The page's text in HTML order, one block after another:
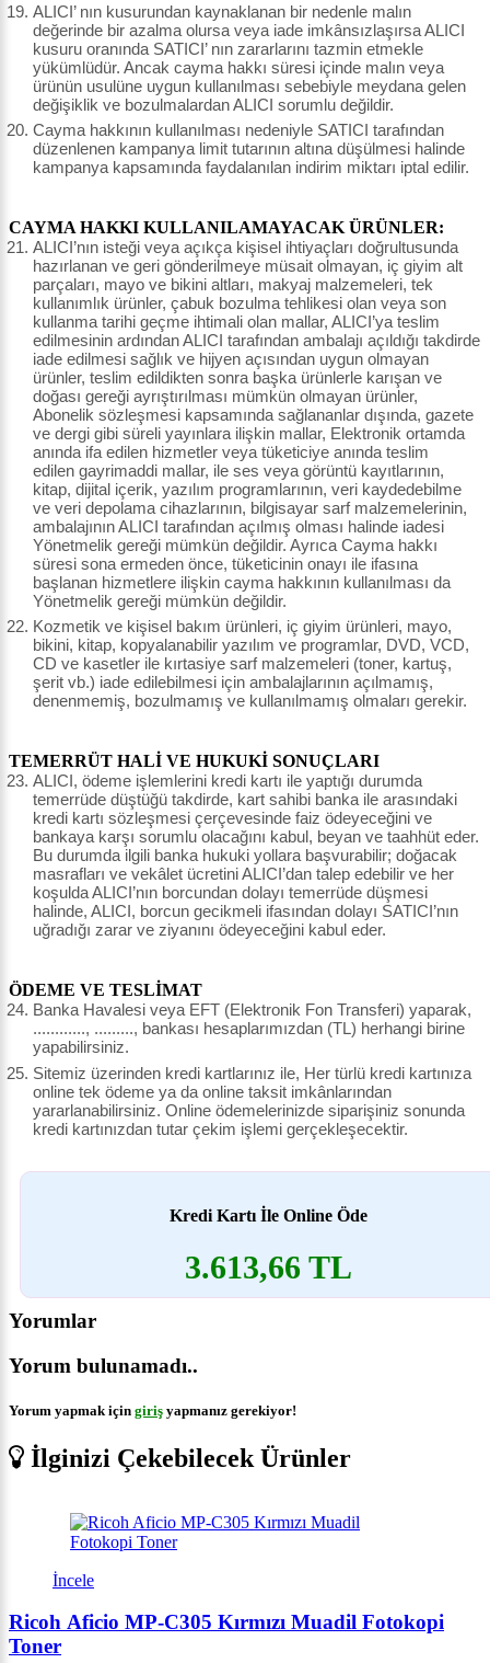
ALICI’ nın kusurundan kaynaklanan bir nedenle malın
değerinde bir azalma olursa veya iade imkânsızlaşırsa ALICI
kusuru oranında SATICI’ nın zararlarını tazmin etmekle
yükümlüdür. Ancak cayma hakkı süresi içinde malın veya
ürünün usulüne uygun kullanılması sebebiyle meydana gelen
değişiklik ve bozulmalardan ALICI sorumlu değildir.
Cayma hakkının kullanılması nedeniyle SATICI tarafından
düzenlenen kampanya limit tutarının altına düşülmesi halinde
kampanya kapsamında faydalanılan indirim miktarı iptal edilir.
CAYMA HAKKI KULLANILAMAYACAK ÜRÜNLER:
ALICI’nın isteği veya açıkça kişisel ihtiyaçları doğrultusunda
hazırlanan ve geri gönderilmeye müsait olmayan, iç giyim alt
parçaları, mayo ve bikini altları, makyaj malzemeleri, tek
kullanımlık ürünler, çabuk bozulma tehlikesi olan veya son
kullanma tarihi geçme ihtimali olan mallar, ALICI’ya teslim
edilmesinin ardından ALICI tarafından ambalajı açıldığı takdirde
iade edilmesi sağlık ve hijyen açısından uygun olmayan
ürünler, teslim edildikten sonra başka ürünlerle karışan ve
doğası gereği ayrıştırılması mümkün olmayan ürünler,
Abonelik sözleşmesi kapsamında sağlananlar dışında, gazete
ve dergi gibi süreli yayınlara ilişkin mallar, Elektronik ortamda
anında ifa edilen hizmetler veya tüketiciye anında teslim
edilen gayrimaddi mallar, ile ses veya görüntü kayıtlarının,
kitap, dijital içerik, yazılım programlarının, veri kaydedebilme
ve veri depolama cihazlarının, bilgisayar sarf malzemelerinin,
ambalajının ALICI tarafından açılmış olması halinde iadesi
Yönetmelik gereği mümkün değildir. Ayrıca Cayma hakkı
süresi sona ermeden önce, tüketicinin onayı ile ifasına
başlanan hizmetlere ilişkin cayma hakkının kullanılması da
Yönetmelik gereği mümkün değildir.
Kozmetik ve kişisel bakım ürünleri, iç giyim ürünleri, mayo,
bikini, kitap, kopyalanabilir yazılım ve programlar, DVD, VCD,
CD ve kasetler ile kırtasiye sarf malzemeleri (toner, kartuş,
şerit vb.) iade edilebilmesi için ambalajlarının açılmamış,
denenmemiş, bozulmamış ve kullanılmamış olmaları gerekir.
TEMERRÜT HALİ VE HUKUKİ SONUÇLARI
ALICI, ödeme işlemlerini kredi kartı ile yaptığı durumda
temerrüde düştüğü takdirde, kart sahibi banka ile arasındaki
kredi kartı sözleşmesi çerçevesinde faiz ödeyeceğini ve
bankaya karşı sorumlu olacağını kabul, beyan ve taahhüt eder.
Bu durumda ilgili banka hukuki yollara başvurabilir; doğacak
masrafları ve vekâlet ücretini ALICI’dan talep edebilir ve her
koşulda ALICI’nın borcundan dolayı temerrüde düşmesi
halinde, ALICI, borcun gecikmeli ifasından dolayı SATICI’nın
uğradığı zarar ve ziyanını ödeyeceğini kabul eder.
ÖDEME VE TESLİMAT
Banka Havalesi veya EFT (Elektronik Fon Transferi) yaparak,
............, ........., bankası hesaplarımızdan (TL) herhangi birine
yapabilirsiniz.
Sitemiz üzerinden kredi kartlarınız ile, Her türlü kredi kartınıza
online tek ödeme ya da online taksit imkânlarından
yararlanabilirsiniz. Online ödemelerinizde siparişiniz sonunda
kredi kartınızdan tutar çekim işlemi gerçekleşecektir.
Kredi Kartı İle Online Öde
3.613,66 TL
Yorumlar
Yorum bulunamadı..
Yorum yapmak için giriş yapmanız gerekiyor!
İlginizi Çekebilecek Ürünler
İncele
Ricoh Aficio MP-C305 Kırmızı Muadil Fotokopi
Toner